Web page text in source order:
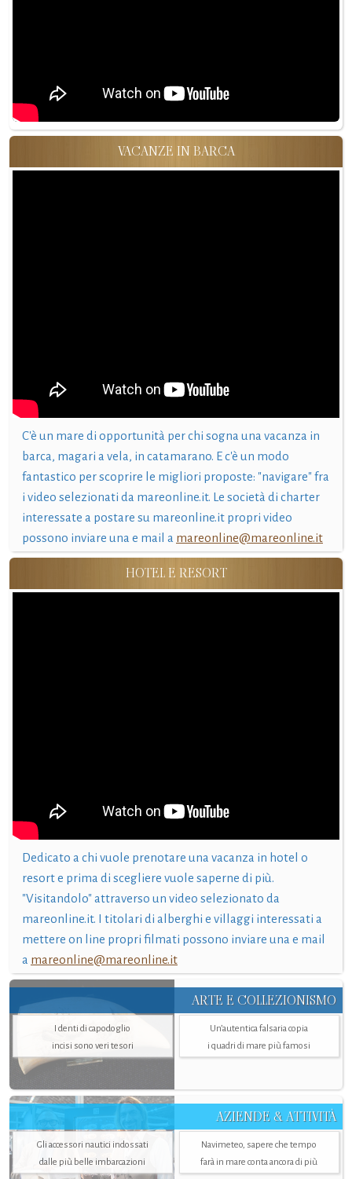
VACANZE IN BARCA
C'è un mare di opportunità per chi sogna una vacanza in
barca, magari a vela, in catamarano. E c'è un modo
fantastico per scoprire le migliori proposte: "navigare" fra
i video selezionati da mareonline.it. Le società di charter
interessate a postare su mareonline.it propri video
possono inviare una e mail a mareonline@mareonline.it
HOTEL E RESORT
Dedicato a chi vuole prenotare una vacanza in hotel o
resort e prima di scegliere vuole saperne di più.
"Visitandolo" attraverso un video selezionato da
mareonline.it. I titolari di alberghi e villaggi interessati a
mettere on line propri filmati possono inviare una e mail
a mareonline@mareonline.it
ARTE E COLLEZIONISMO
I denti di capodoglio
incisi sono veri tesori
Un’autentica falsaria copia
i quadri di mare più famosi
AZIENDE & ATTIVITÀ
Gli accessori nautici indossati
dalle più belle imbarcazioni
Navimeteo, sapere che tempo
farà in mare conta ancora di più